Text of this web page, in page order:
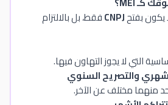
بفتحCNPJفقط، بل بالالتزام
التي لا يجوز التهاون فيها.
والتصريح السنوي
منهما مختلف عن الآخر.